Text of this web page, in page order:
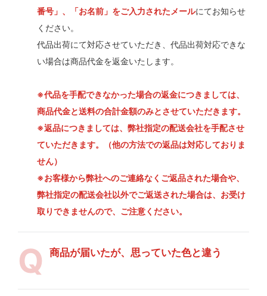
番号」、「お名前」をご入力されたメールにてお知らせ
ください。
代品出荷にて対応させていただき、代品出荷対応できな
い場合は商品代金を返金いたします。
※代品を手配できなかった場合の返金につきましては、
商品代金と送料の合計金額のみとさせていただきます。
※返品につきましては、弊社指定の配送会社を手配させ
ていただきます。（他の方法での返品は対応しておりま
せん）
※お客様から弊社へのご連絡なくご返品された場合や、
弊社指定の配送会社以外でご返送された場合は、お受け
取りできませんので、ご注意ください。
商品が届いたが、思っていた色と違う